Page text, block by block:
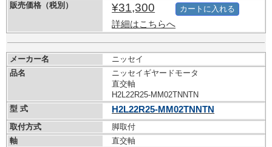
販売価格（税別）
¥31,300
詳細はこちらへ
カートに入れる
メーカー名
ニッセイ
品名
ニッセイギヤードモータ
直交軸
H2L22R25-MM02TNNTN
型 式
H2L22R25-MM02TNNTN
取付方式
脚取付
軸
直交軸